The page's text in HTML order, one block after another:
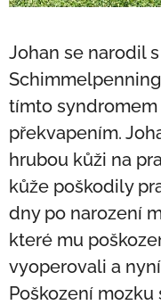
Johan se narodil
tímto
překvapením.
hrubou kůži na
kůže poškodily
dny po narození
které mu
vyoperovali a
Poškození